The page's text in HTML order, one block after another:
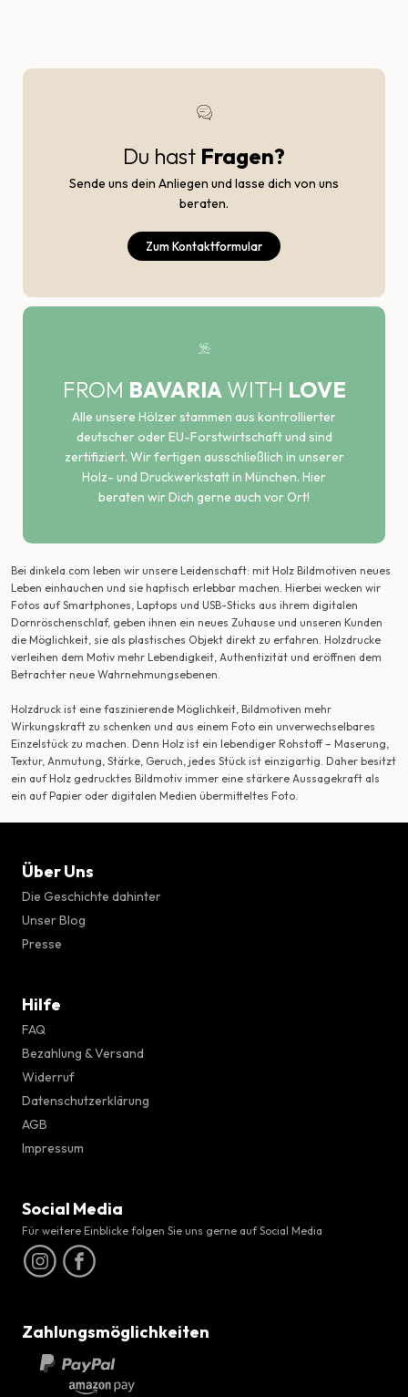
Du hast Fragen?
Sende uns dein Anliegen und lasse dich von uns
beraten.
Zum Kontaktformular
FROM BAVARIAWITH LOVE
Alle unsere Hölzer stammen aus kontrollierter
deutscher oder EU-Forstwirtschaft und sind
zertifiziert. Wir fertigen ausschließlich in unserer
Holz- und Druckwerkstatt in München. Hier
beraten wir Dich gerne auch vor Ort!
Bei dinkela.com leben wir unsere Leidenschaft: mit Holz Bildmotiven neues
Leben einhauchen und sie haptisch erlebbar machen. Hierbei wecken wir
Fotos auf Smartphones, Laptops und USB-Sticks aus ihrem digitalen
Dornröschenschlaf, geben ihnen ein neues Zuhause und unseren Kunden
die Möglichkeit, sie als plastisches Objekt direkt zu erfahren. Holzdrucke
verleihen dem Motiv mehr Lebendigkeit, Authentizität und eröffnen dem
Betrachter neue Wahrnehmungsebenen.
Holzdruck ist eine faszinierende Möglichkeit, Bildmotiven mehr
Wirkungskraft zu schenken und aus einem Foto ein unverwechselbares
Einzelstück zu machen. Denn Holz ist ein lebendiger Rohstoff – Maserung,
Textur, Anmutung, Stärke, Geruch, jedes Stück ist einzigartig. Daher besitzt
ein auf Holz gedrucktes Bildmotiv immer eine stärkere Aussagekraft als
ein auf Papier oder digitalen Medien übermitteltes Foto.
Über Uns
Die Geschichte dahinter
Unser Blog
Presse
Hilfe
FAQ
Bezahlung & Versand
Widerruf
Datenschutzerklärung
AGB
Impressum
Social Media
Für weitere Einblicke folgen Sie uns gerne auf Social Media
Zahlungsmöglichkeiten